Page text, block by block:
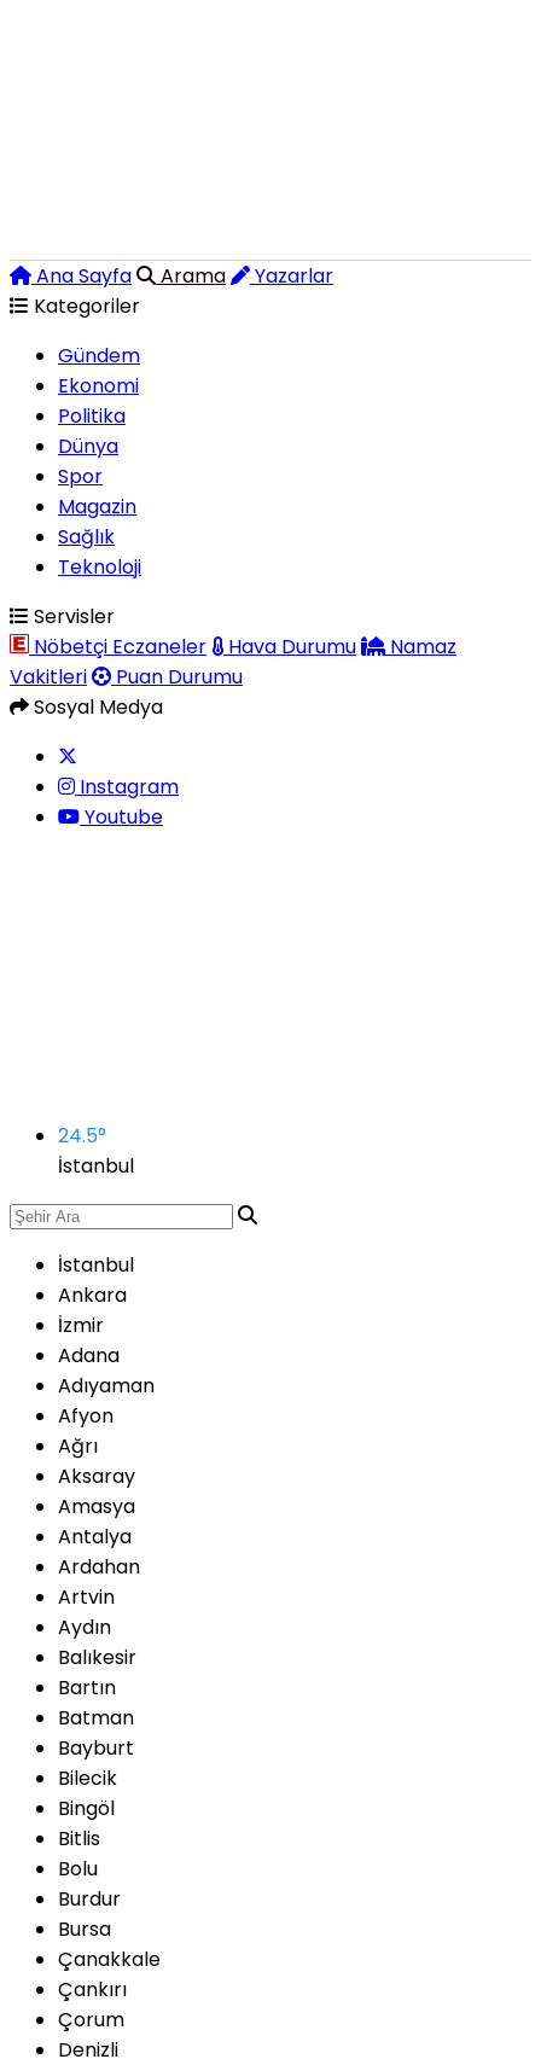
Ana Sayfa Arama
Yazarlar
Kategoriler
Gündem
Ekonomi
Politika
Dünya
Spor
Magazin
Sağlık
Teknoloji
Servisler
Nöbetçi Eczaneler
Hava Durumu
Namaz
Vakitleri
Puan Durumu
Sosyal Medya
Instagram
Youtube
24.5°
İstanbul
İstanbul
Ankara
İzmir
Adana
Adıyaman
Afyon
Ağrı
Aksaray
Amasya
Antalya
Ardahan
Artvin
Aydın
Balıkesir
Bartın
Batman
Bayburt
Bilecik
Bingöl
Bitlis
Bolu
Burdur
Bursa
Çanakkale
Çankırı
Çorum
Denizli